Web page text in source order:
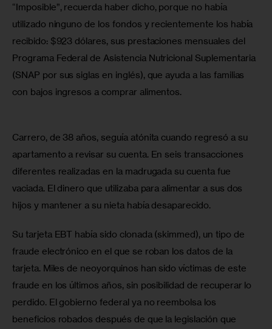
“Imposible”, recuerda haber dicho, porque no había
utilizado ninguno de los fondos y recientemente los había
recibido: $923 dólares, sus prestaciones mensuales del
Programa Federal de Asistencia Nutricional Suplementaria
(SNAP por sus siglas en inglés), que ayuda a las familias
con bajos ingresos a comprar alimentos.
Carrero, de 38 años, seguía atónita cuando regresó a su
apartamento a revisar su cuenta. En seis transacciones
diferentes realizadas en la madrugada su cuenta fue
vaciada. El dinero que utilizaba para alimentar a sus dos
hijos y mantener a su nieta había desaparecido.
Su tarjeta EBT había sido clonada (skimmed), un tipo de
fraude electrónico en el que se roban los datos de la
tarjeta. Miles de neoyorquinos han sido víctimas de este
fraude en los últimos años, sin posibilidad de recuperar lo
perdido. El gobierno federal ya no reembolsa los
beneficios robados después de que la legislación que